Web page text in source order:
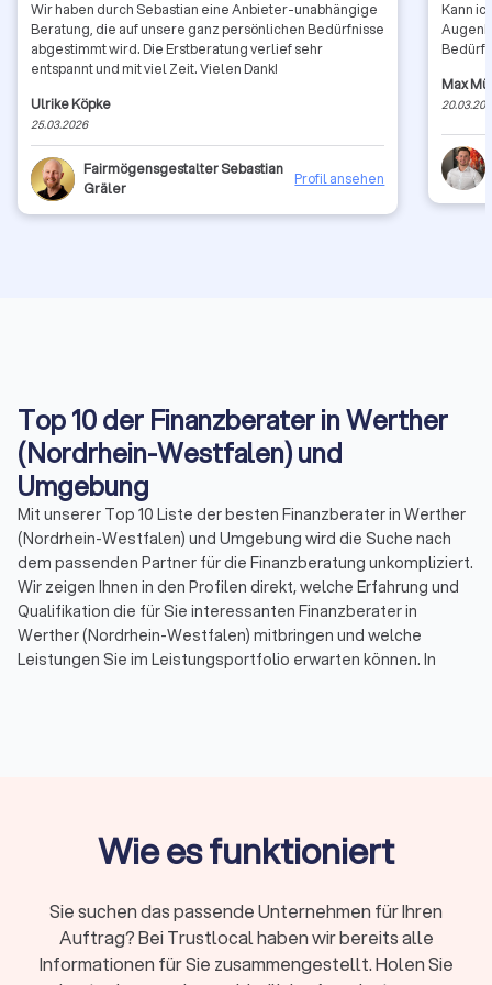
Wir haben durch Sebastian eine Anbieter-unabhängige
Beratung, die auf unsere ganz persönlichen Bedürfnisse
abgestimmt wird. Die Erstberatung verlief sehr
entspannt und mit viel Zeit. Vielen Dank!
Ulrike Köpke
25.03.2026
Fairmögensgestalter Sebastian
Gräler
Profil ansehen
Kann
Max
Top 10 der Finanzberater in Werther
(Nordrhein-Westfalen) und
Umgebung
Mit unserer Top 10 Liste der besten Finanzberater in Werther
(Nordrhein-Westfalen) und Umgebung wird die Suche nach
dem passenden Partner für die Finanzberatung unkompliziert.
Wir zeigen Ihnen in den Profilen direkt, welche Erfahrung und
Qualifikation die für Sie interessanten Finanzberater in
Werther (Nordrhein-Westfalen) mitbringen und welche
Leistungen Sie im Leistungsportfolio erwarten können. In
Finanzberatung zu finden. So können Sie Spezialisten für
Baufinanzierung, Geldanlagen & Vermögensberatung oder für
die Unternehmensberatung auf einen Blick aussuchen und die
besten Finanzberater in Werther (Nordrhein-Westfalen) und
Umgebung kennenlernen. Und wenn noch Fragen bleiben,
Wie es funktioniert
Sie suchen das passende Unternehmen für Ihren
Auftrag? Bei Trustlocal haben wir bereits alle
Informationen für Sie zusammengestellt. Holen Sie